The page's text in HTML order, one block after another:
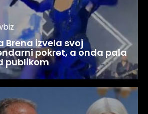
Brena izvela svoj
pokret, a onda pala
publikom